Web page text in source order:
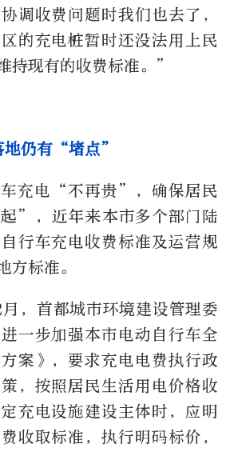
调收费问题时我们也去了，
的充电桩暂时还没法用上民
持现有的收费标准。”
地仍有“堵点”
车充电“不再贵”，确保居民
”，近年来本市多个部门陆
行车充电收费标准及运营规
方标准。
，首都城市环境建设管理委
一步加强本市电动自行车全
案》，要求充电电费执行政
，按照居民生活用电价格收
充电设施建设主体时，应明
收取标准，执行明码标价，